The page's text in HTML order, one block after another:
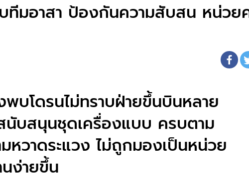
ทีมอาสา ป้องกันความสับสน หน่วย
บโดรนไม่ทราบฝ่ายขึ้นบินหลาย
นับสนุนชุดเครื่องแบบ ครบตาม
หวาดระแวง ไม่ถูกมองเป็นหน่วย
ง่ายขึ้น